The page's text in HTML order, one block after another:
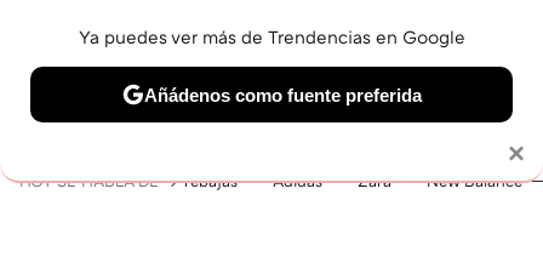
BELLEZA SHOPPING VIAJES GASTRO SNEAKERS
HOY SE HABLA DE rebajas Adidas Zara New Balance
×
Ya puedes ver más de Trendencias en Google
Añádenos como fuente preferida